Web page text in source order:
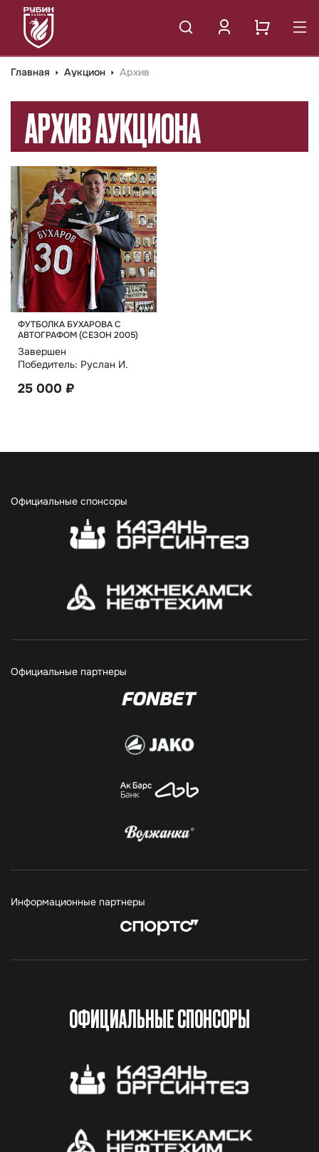
Главная Аукцион Архив
АРХИВ АУКЦИОНА
ФУТБОЛКА БУХАРОВА С
АВТОГРАФОМ (СЕЗОН 2005)
Завершен
Победитель: Руслан И.
25 000 ₽
Официальные спонсоры
Официальные партнеры
Информационные партнеры
ОФИЦИАЛЬНЫЕ СПОНСОРЫ